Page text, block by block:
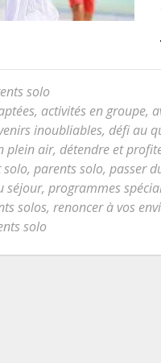
solo
, activités en groupe,
inoubliables, défi au
plein air, détendre et
, parents solo, passer
séjour, programmes
solos, renoncer à vos
solo